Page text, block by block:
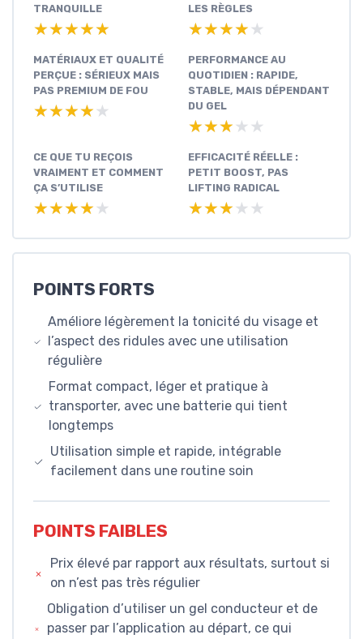
TRANQUILLE
★★★★★
★★★★★
LES RÈGLES
★★★★★
★★★★★
MATÉRIAUX ET QUALITÉ
PERÇUE : SÉRIEUX MAIS
PAS PREMIUM DE FOU
★★★★★
★★★★★
PERFORMANCE AU
QUOTIDIEN : RAPIDE,
STABLE, MAIS DÉPENDANT
DU GEL
★★★★★
★★★★★
CE QUE TU REÇOIS
VRAIMENT ET COMMENT
ÇA S’UTILISE
★★★★★
★★★★★
EFFICACITÉ RÉELLE :
PETIT BOOST, PAS
LIFTING RADICAL
★★★★★
★★★★★
POINTS FORTS
Améliore légèrement la tonicité du visage et
l’aspect des ridules avec une utilisation
régulière
Format compact, léger et pratique à
transporter, avec une batterie qui tient
longtemps
Utilisation simple et rapide, intégrable
facilement dans une routine soin
POINTS FAIBLES
Prix élevé par rapport aux résultats, surtout si
on n’est pas très régulier
Obligation d’utiliser un gel conducteur et de
passer par l’application au départ, ce qui